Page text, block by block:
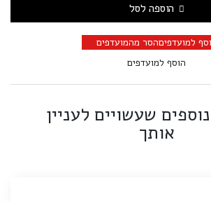
הוספה לסל
למועדפיםהסר מהמועדפים
הוסף למועדפים
שעשויים לעניין
אותך